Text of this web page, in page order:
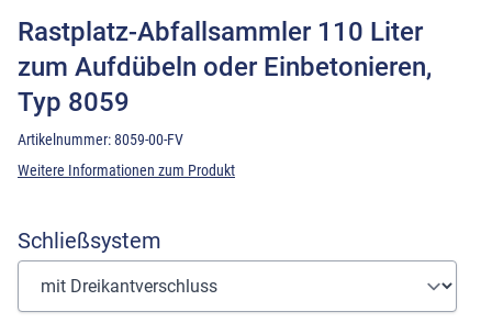
Rastplatz-Abfallsammler 110 Liter
zum Aufdübeln oder Einbetonieren,
Typ 8059
Artikelnummer:8059-00-FV
Weitere Informationen zum Produkt
Schließsystem